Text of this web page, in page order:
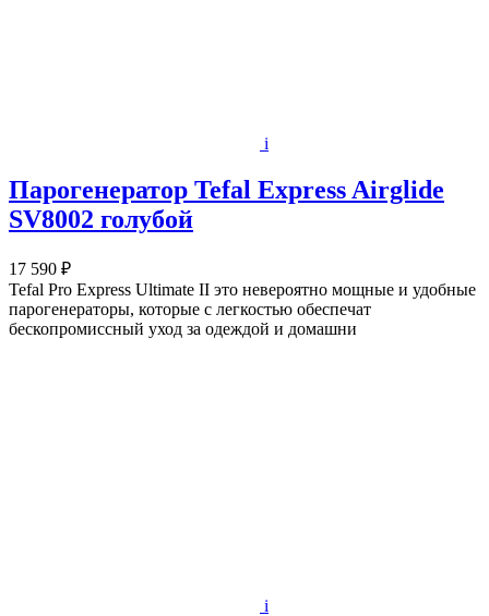
i
Парогенератор Tefal Express Airglide
SV8002 голубой
17 590 ₽
Tefal Pro Express Ultimate II это невероятно мощные и удобные
парогенераторы, которые с легкостью обеспечат
бескопромиссный уход за одеждой и домашни
i